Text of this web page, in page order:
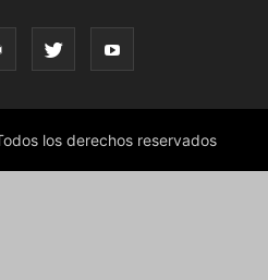
los derechos reservados